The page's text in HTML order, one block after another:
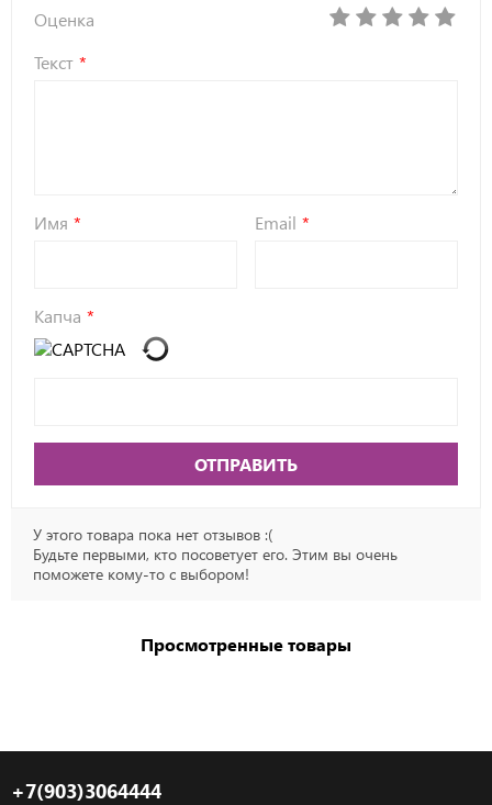
Оценка
Текст
Имя Email
Капча
ОТПРАВИТЬ
У этого товара пока нет отзывов :(
Будьте первыми, кто посоветует его. Этим вы очень
поможете кому-то с выбором!
Просмотренные товары
+7(903)3064444